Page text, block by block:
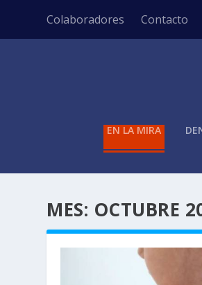
Colaboradores Contacto
EN LA MIRA
MES: OCTUBRE